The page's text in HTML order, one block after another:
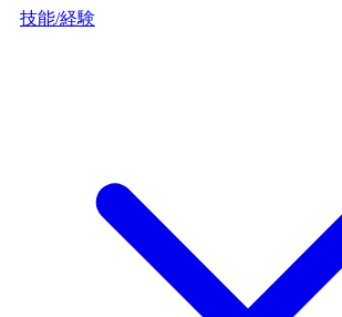
技能/経験